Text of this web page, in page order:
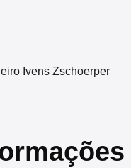
Ivens Zschoerper